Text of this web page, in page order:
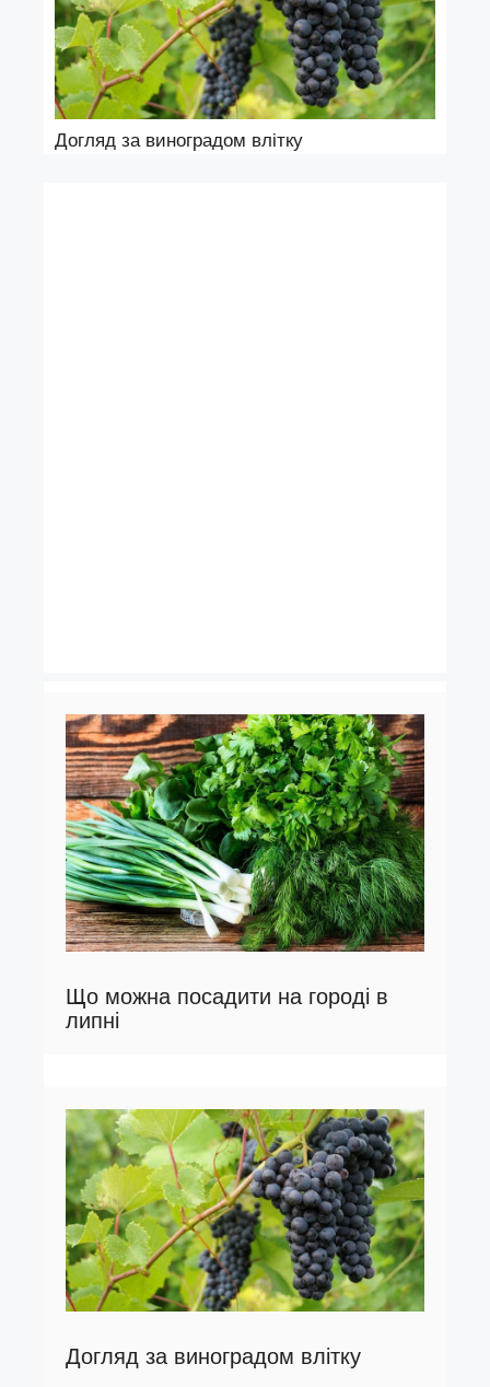
Догляд за виноградом влітку
Що можна посадити на городі в
липні
Догляд за виноградом влітку